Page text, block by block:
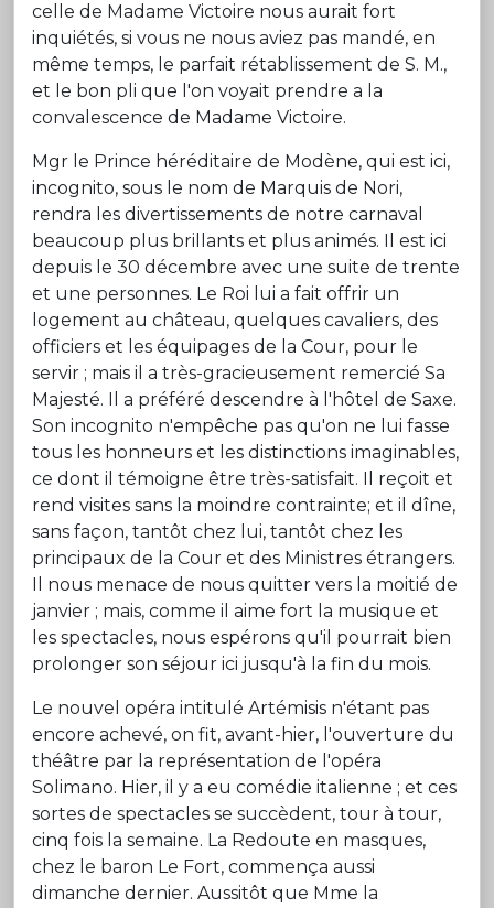
celle de Madame Victoire nous aurait fort
inquiétés, si vous ne nous aviez pas mandé, en
même temps, le parfait rétablissement de S. M.,
et le bon pli que l'on voyait prendre a la
convalescence de Madame Victoire.
Mgr le Prince héréditaire de Modène, qui est ici,
incognito, sous le nom de Marquis de Nori,
rendra les divertissements de notre carnaval
beaucoup plus brillants et plus animés. Il est ici
depuis le 30 décembre avec une suite de trente
et une personnes. Le Roi lui a fait offrir un
logement au château, quelques cavaliers, des
officiers et les équipages de la Cour, pour le
servir ; mais il a très-gracieusement remercié Sa
Majesté. Il a préféré descendre à l'hôtel de Saxe.
Son incognito n'empêche pas qu'on ne lui fasse
tous les honneurs et les distinctions imaginables,
ce dont il témoigne être très-satisfait. Il reçoit et
rend visites sans la moindre contrainte; et il dîne,
sans façon, tantôt chez lui, tantôt chez les
principaux de la Cour et des Ministres étrangers.
Il nous menace de nous quitter vers la moitié de
janvier ; mais, comme il aime fort la musique et
les spectacles, nous espérons qu'il pourrait bien
prolonger son séjour ici jusqu'à la fin du mois.
Le nouvel opéra intitulé Artémisis n'étant pas
encore achevé, on fit, avant-hier, l'ouverture du
théâtre par la représentation de l'opéra
Solimano. Hier, il y a eu comédie italienne ; et ces
sortes de spectacles se succèdent, tour à tour,
cinq fois la semaine. La Redoute en masques,
chez le baron Le Fort, commença aussi
dimanche dernier. Aussitôt que Mme la